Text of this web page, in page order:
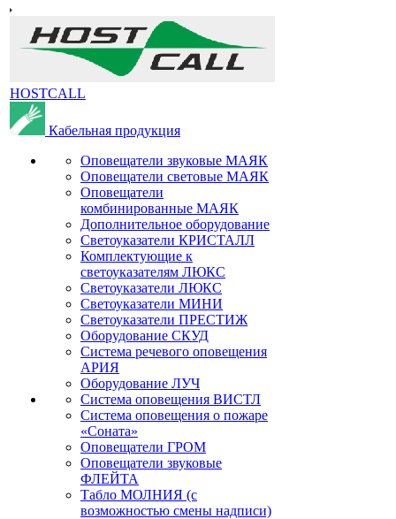
HOSTCALL
Кабельная продукция
Оповещатели звуковые МАЯК
Оповещатели световые МАЯК
Оповещатели
комбинированные МАЯК
Дополнительное оборудование
Светоуказатели КРИСТАЛЛ
Комплектующие к
светоуказателям ЛЮКС
Светоуказатели ЛЮКС
Светоуказатели МИНИ
Светоуказатели ПРЕСТИЖ
Оборудование СКУД
Система речевого оповещения
АРИЯ
Оборудование ЛУЧ
Система оповещения ВИСТЛ
Система оповещения о пожаре
«Соната»
Оповещатели ГРОМ
Оповещатели звуковые
ФЛЕЙТА
Табло МОЛНИЯ (с
возможностью смены надписи)